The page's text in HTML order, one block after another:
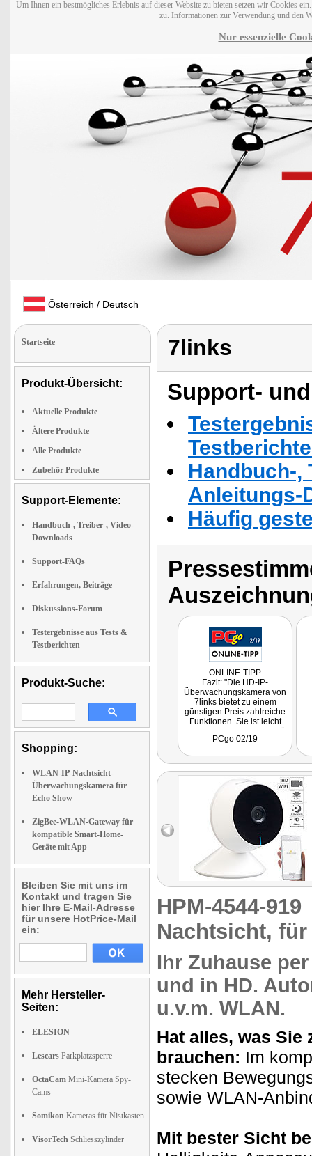
Um Ihnen ein bestmögliches Erlebnis auf dieser Website zu bieten setzen wir Cookies
zu. Informationen zur Verwendung und den
Nur essenzielle
Österreich / Deutsch
Startseite
Produkt-Übersicht:
Aktuelle Produkte
Ältere Produkte
Alle Produkte
Zubehör Produkte
Support-Elemente:
Handbuch-, Treiber-, Video-
Downloads
Support-FAQs
Erfahrungen, Beiträge
Diskussions-Forum
Testergebnisse aus Tests &
Testberichten
Produkt-Suche:
Shopping:
WLAN-IP-Nachtsicht-
Überwachungskamera für
Echo Show
ZigBee-WLAN-Gateway für
kompatible Smart-Home-
Geräte mit App
Bleiben Sie mit uns im
Kontakt und tragen Sie
hier Ihre E-Mail-Adresse
für unsere HotPrice-Mail
ein:
Mehr Hersteller-
Seiten:
ELESION
Lescars Parkplatzsperre
OctaCam Mini-Kamera Spy-
Cams
Somikon Kameras für Nistkasten
VisorTech Schliesszylinder
7links
Support-
Handbuch-,
Anleitungs-
Häufig
ONLINE-TIPP
Fazit: "Die HD-IP-
Überwachungskamera von
7links bietet zu einem
günstigen Preis zahlreiche
Funktionen. Sie ist leicht
kann durchaus gefallen."
PCgo 02/19
HPM-4544-
Nachtsicht,
Ihr Zuhause
und in HD.
u.v.m. WLAN.
Hat alles, was Sie
brauchen: Im
stecken
sowie WLAN-
Mit bester Sicht